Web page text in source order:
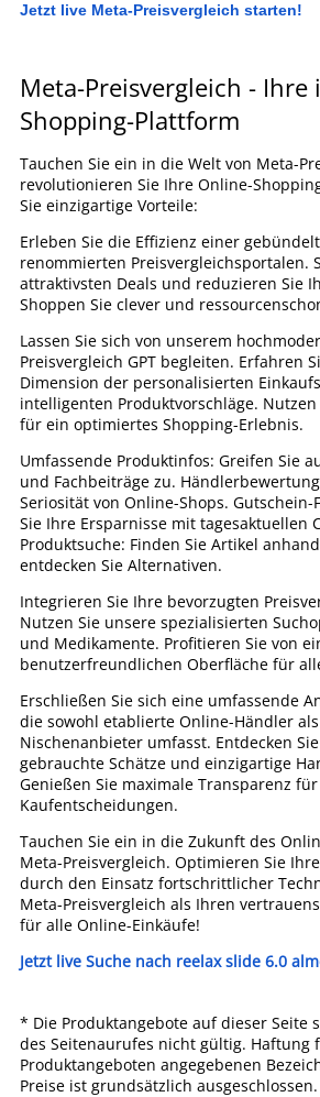
Jetzt live Meta-Preisvergleich starten!
Meta-Preisvergleich -
Shopping-Plattform
Tauchen Sie ein in die Welt von Meta-
revolutionieren Sie Ihre Online-
Sie einzigartige Vorteile:
Erleben Sie die Effizienz einer
renommierten Preisvergleichsportalen.
attraktivsten Deals und reduzieren Sie
Shoppen Sie clever und
Lassen Sie sich von unserem
Preisvergleich GPT begleiten. Erfahren
Dimension der personalisierten
intelligenten Produktvorschläge.
für ein optimiertes Shopping-Erlebnis.
Umfassende Produktinfos: Greifen Sie
und Fachbeiträge zu.
Seriosität von Online-Shops.
Sie Ihre Ersparnisse mit tagesaktuellen
Produktsuche: Finden Sie Artikel
entdecken Sie Alternativen.
Integrieren Sie Ihre bevorzugten
Nutzen Sie unsere spezialisierten
und Medikamente. Profitieren Sie von
benutzerfreundlichen Oberfläche für
Erschließen Sie sich eine umfassende
die sowohl etablierte Online-Händler
Nischenanbieter umfasst. Entdecken
gebrauchte Schätze und einzigartige
Genießen Sie maximale Transparenz
Kaufentscheidungen.
Tauchen Sie ein in die Zukunft des
Meta-Preisvergleich. Optimieren Sie
durch den Einsatz fortschrittlicher
Meta-Preisvergleich als Ihren
für alle Online-Einkäufe!
Jetzt live Suche nach reelax slide 6.0
* Die Produktangebote auf dieser Seite
des Seitenaurufes nicht gültig. Haftung
Produktangeboten angegebenen
Preise ist grundsätzlich ausgeschlossen.